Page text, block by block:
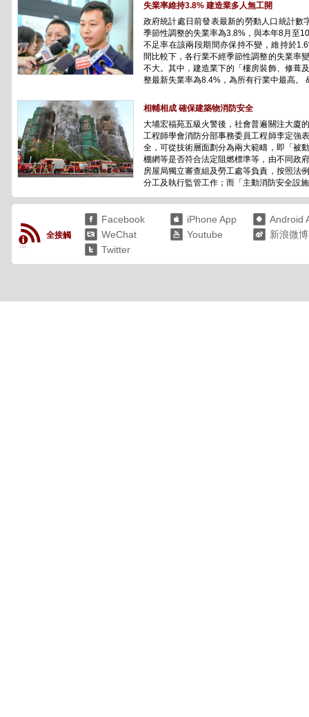
失業率維持3.8% 建造業多人無工開
政府統計處日前發表最新的勞動人口統計數
季節性調整的失業率為3.8%，與本年8月至
不足率在該兩段期間亦保持不變，維持於
間比較下，各行業不經季節性調整的失業率
不大。其中，建造業下的「樓房裝飾、修葺
整最新失業率為8.4%，為所有行業中最高。
相輔相成 確保建築物消防安全
大埔宏福苑五級火警後，社會普遍關注大廈
工程師學會消防分部事務委員工程師李定強
全，可從技術層面劃分為兩大範疇，即「被
棚網等是否符合法定阻燃標準等，由不同政
房屋局獨立審查組及勞工處等負責，按照法
分工及執行監管工作；而「主動消防安全設
全接觸
Facebook iPhone App
Android
WeChat
Youtube
新浪微博
Twitter